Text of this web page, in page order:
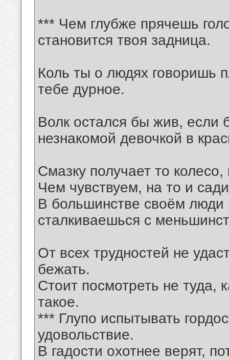
*** Чем глубже прячешь
становится твоя задница.
Коль ты о людях говоришь
тебе дурное.
Волк остался бы жив, если
незнакомой девочкой в
Смазку получает то
Чем чувствуем, на то и
В большинстве своём люди
сталкиваешься с
От всех трудностей не
бежать.
Стоит посмотреть не туда,
такое.
*** Глупо испытывать
удовольствие.
В гадости охотнее верят,